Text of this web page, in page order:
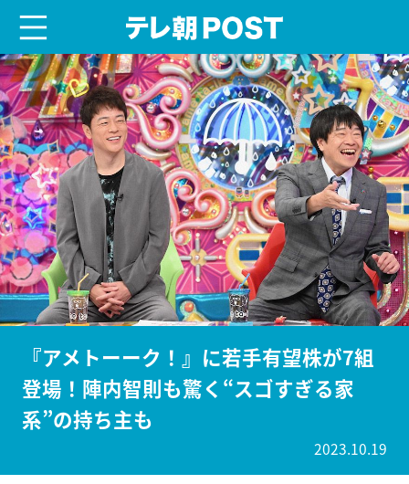
『アメトーーク！』に若手有望株が7組
登場！陣内智則も驚く“スゴすぎる家
系”の持ち主も
2023.10.19